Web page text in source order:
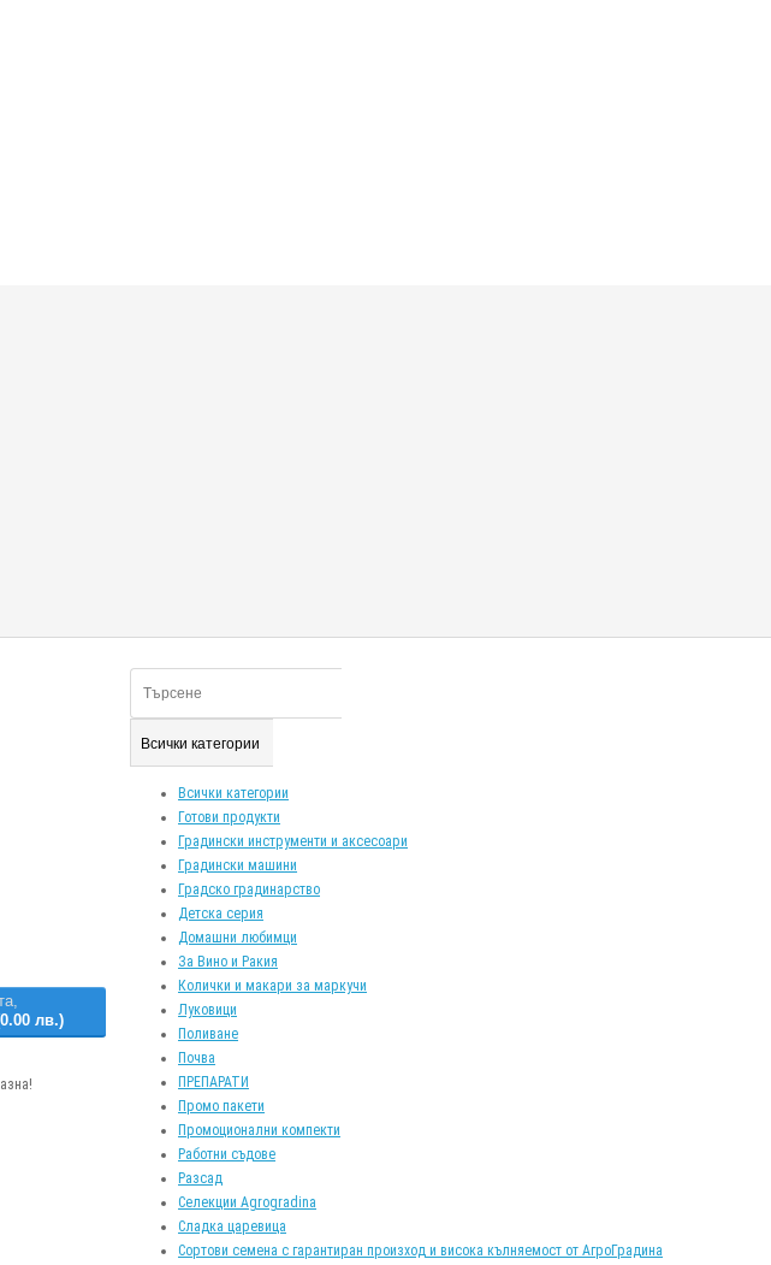
лв.)
Всички категории
Всички категории
Готови продукти
Градински инструменти и аксесоари
Градински машини
Градско градинарство
Детска серия
Домашни любимци
За Вино и Ракия
Колички и макари за маркучи
Луковици
Поливане
Почва
ПРЕПАРАТИ
Промо пакети
Промоционални компекти
Работни съдове
Разсад
Селекции Agrogradina
Сладка царевица
Сортови семена с гарантиран произход и висока кълняемост от АгроГрадина